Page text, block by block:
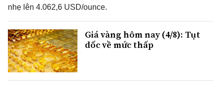
nhẹ lên 4.062,6 USD/ounce.
Giá vàng hôm nay (4/8): Tụt
dốc về mức thấp